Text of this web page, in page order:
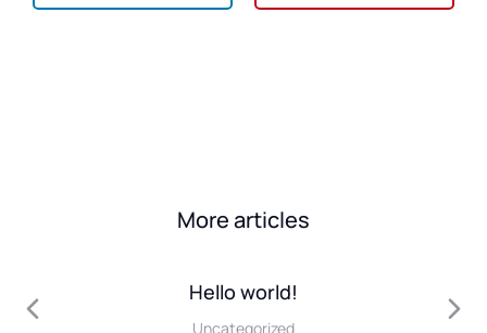
More articles
Hello world!
Uncategorized